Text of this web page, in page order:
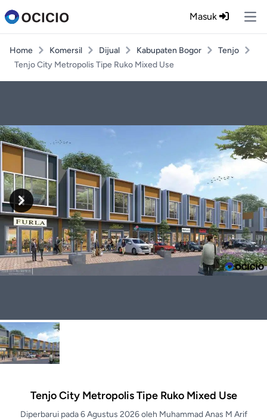
Masuk
Home Komersil Dijual Kabupaten Bogor
Tenjo
Tenjo City Metropolis Tipe Ruko Mixed Use
Previous
Next
Tenjo City Metropolis Tipe Ruko Mixed Use
Diperbarui pada 6 Agustus 2026 oleh Muhammad Anas M Arif